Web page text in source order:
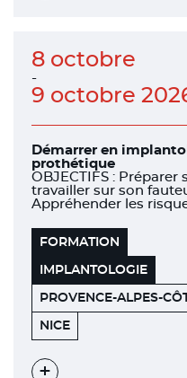
8 octobre
-
9 octobre
Démarrer en
prothétique
OBJECTIFS :
travailler sur son
Appréhender les
FORMATION
IMPLANTOLOGIE
PROVENCE-ALPES-
455
PROMENADE
ANGLAIS
NICE